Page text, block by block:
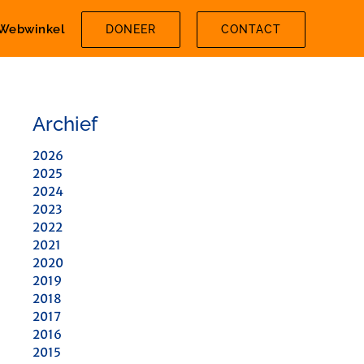
DONEER CONTACT
Archief
2026
2025
2024
2023
2022
2021
2020
2019
2018
2017
2016
2015